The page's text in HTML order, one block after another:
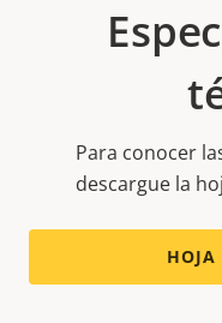
Para conocer
descargue la
HOJA